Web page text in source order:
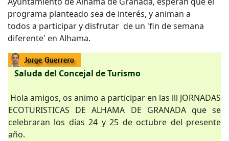
programa planteado sea de interés, y animan a
todos a participar y disfrutar de un 'fin de semana
diferente' en Alhama.
Saluda del Concejal de Turismo
Hola amigos, os animo a participar en las lll JORNADAS
ECOTURISTICAS DE ALHAMA DE GRANADA que se
celebraran los días 24 y 25 de octubre del presente
año.